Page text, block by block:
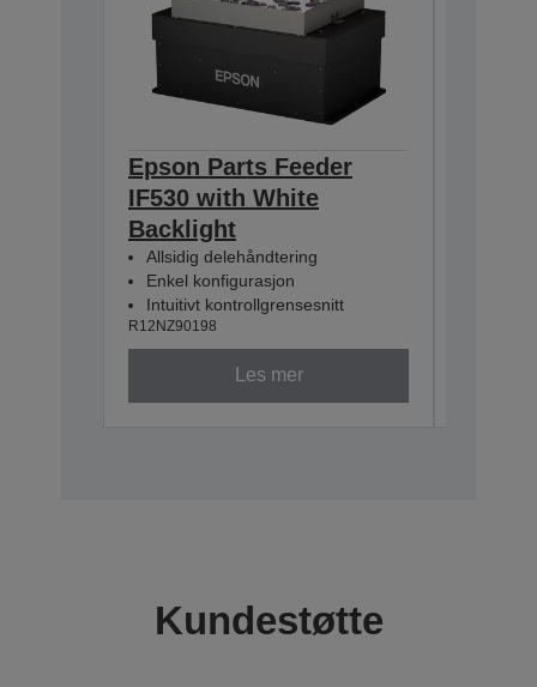
Epson Parts Feeder
IF530 with White
Backlight
Allsidig delehåndtering
Enkel konfigurasjon
Intuitivt kontrollgrensesnitt
R12NZ90198
Les mer
Kundestøtte